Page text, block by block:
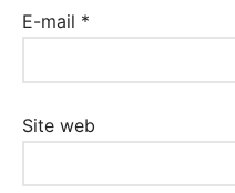
E-mail *
Site web